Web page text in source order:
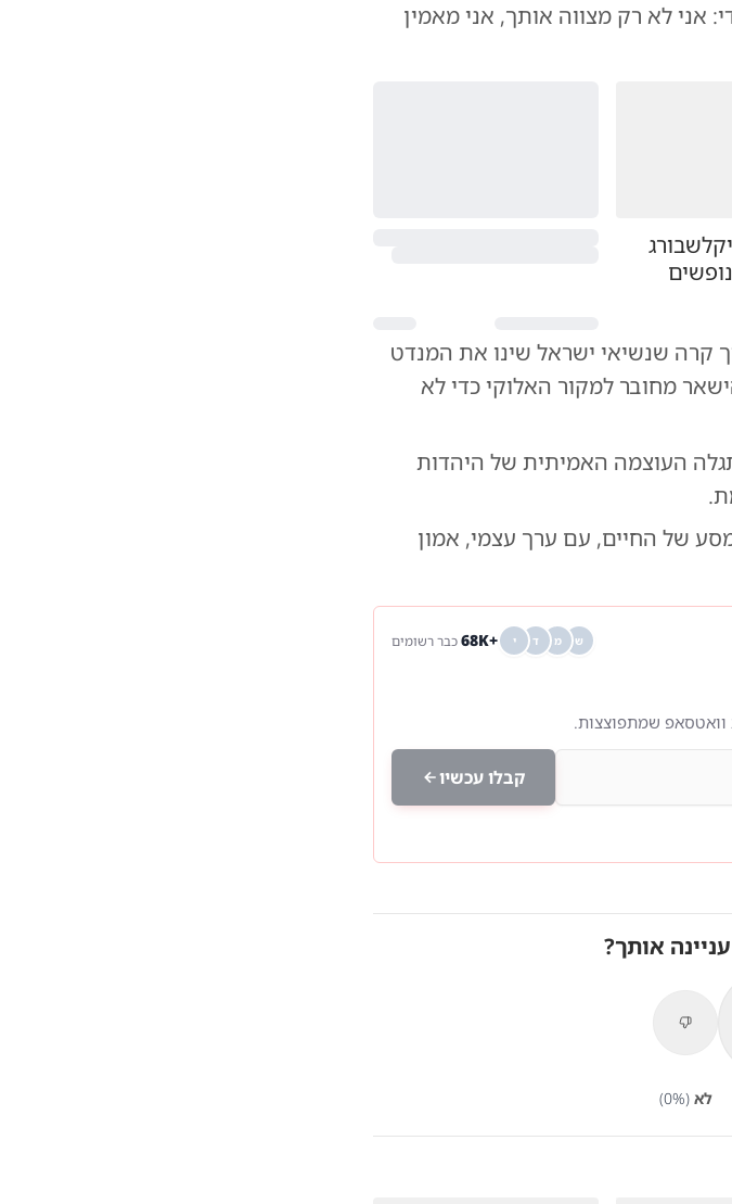
אני לא רק מצווה אותך, אני מאמין
שנשיאי ישראל שינו את המנדט
מחובר למקור האלוקי כדי לא
העוצמה האמיתית של היהדות
של החיים, עם ערך עצמי, אמון
ש מ ד י +68K כבר רשומים
וואטסאפ שמתפוצצות.
קבלו עכשיו
אותך?
לא (
0%)